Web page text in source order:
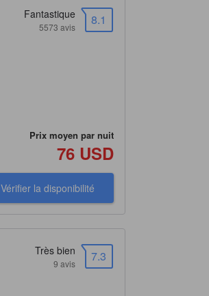
8.1
Fantastique
5573 avis
Prix moyen par nuit
76 USD
Vérifier la disponibilité
7.3
Très bien
9 avis